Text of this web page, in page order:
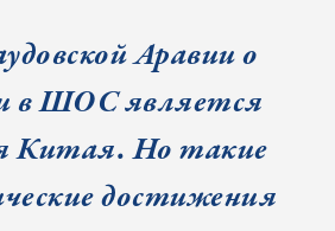
Аравии о
в ШОС является
Китая. Но такие
достижения